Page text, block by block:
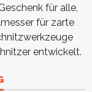
für alle,
für zarte
entwickelt.